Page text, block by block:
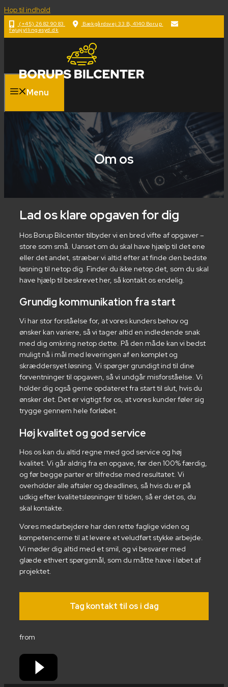
Hop til indhold
(+45) 26 82 90 83
Bækgårdsvej 33 B, 4140 Borup
fwj@jyllingesyd.dk
Menu
Om os
Lad os klare opgaven for dig
Hos Borup Bilcenter tilbyder vi en bred vifte af opgaver –
store som små. Uanset om du skal have hjælp til det ene
eller det andet, stræber vi altid efter at finde den bedste
løsning til netop dig. Finder du ikke netop det, som du skal
have hjælp til beskrevet her, så kontakt os endelig.
Grundig kommunikation fra start
Vi har stor forståelse for, at vores kunders behov og
ønsker kan variere, så vi tager altid en indledende snak
med dig omkring netop dette. På den måde kan vi bedst
muligt nå i mål med leveringen af en komplet og
skræddersyet løsning. Vi spørger grundigt ind til dine
forventninger til opgaven, så vi undgår misforståelse. Vi
holder dig også gerne opdateret fra start til slut, hvis du
ønsker det. Det er vigtigt for os, at vores kunder føler sig
trygge gennem hele forløbet.
Høj kvalitet og god service
Hos os kan du altid regne med god service og høj
kvalitet. Vi går aldrig fra en opgave, før den 100% færdig,
og før begge parter er tilfredse med resultatet. Vi
overholder alle aftaler og deadlines, så hvis du er på
udkig efter kvalitetsløsninger til tiden, så er det os, du
skal kontakte.
Vores medarbejdere har den rette faglige viden og
kompetencerne til at levere et veludført stykke arbejde.
Vi møder dig altid med et smil, og vi besvarer med
glæde ethvert spørgsmål, som du måtte have i løbet af
projektet.
Tag kontakt til os i dag
from